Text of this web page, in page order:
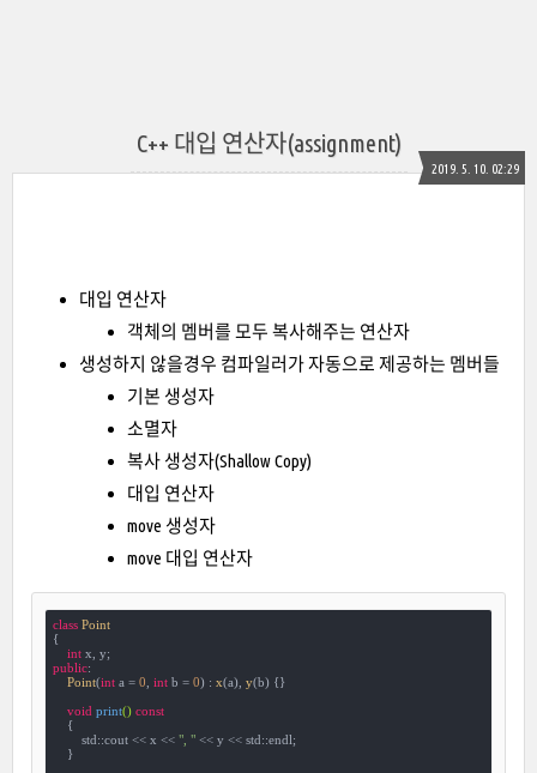
C++ 대입 연산자(assignment)
2019. 5. 10. 02:29
대입 연산자
객체의 멤버를 모두 복사해주는 연산자
생성하지 않을경우 컴파일러가 자동으로 제공하는 멤버들
기본 생성자
소멸자
복사 생성자(Shallow Copy)
대입 연산자
move 생성자
move 대입 연산자
class Point
{
int
public:
Point(int a = 0 int b = 0) : x(a), y(b) {}
void print() const
{
        std::cout << x <<
", " << y << std::endl;
    }